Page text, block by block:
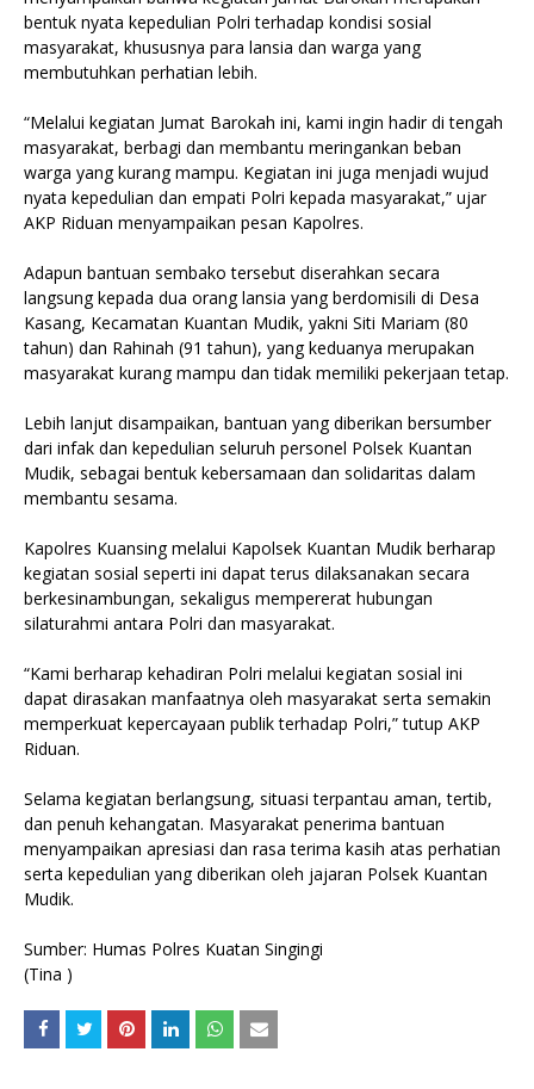
bentuk nyata kepedulian Polri terhadap kondisi sosial
masyarakat, khususnya para lansia dan warga yang
membutuhkan perhatian lebih.
“Melalui kegiatan Jumat Barokah ini, kami ingin hadir di tengah
masyarakat, berbagi dan membantu meringankan beban
warga yang kurang mampu. Kegiatan ini juga menjadi wujud
nyata kepedulian dan empati Polri kepada masyarakat,” ujar
AKP Riduan menyampaikan pesan Kapolres.
Adapun bantuan sembako tersebut diserahkan secara
langsung kepada dua orang lansia yang berdomisili di Desa
Kasang, Kecamatan Kuantan Mudik, yakni Siti Mariam (80
tahun) dan Rahinah (91 tahun), yang keduanya merupakan
masyarakat kurang mampu dan tidak memiliki pekerjaan tetap.
Lebih lanjut disampaikan, bantuan yang diberikan bersumber
dari infak dan kepedulian seluruh personel Polsek Kuantan
Mudik, sebagai bentuk kebersamaan dan solidaritas dalam
membantu sesama.
Kapolres Kuansing melalui Kapolsek Kuantan Mudik berharap
kegiatan sosial seperti ini dapat terus dilaksanakan secara
berkesinambungan, sekaligus mempererat hubungan
silaturahmi antara Polri dan masyarakat.
“Kami berharap kehadiran Polri melalui kegiatan sosial ini
dapat dirasakan manfaatnya oleh masyarakat serta semakin
memperkuat kepercayaan publik terhadap Polri,” tutup AKP
Riduan.
Selama kegiatan berlangsung, situasi terpantau aman, tertib,
dan penuh kehangatan. Masyarakat penerima bantuan
menyampaikan apresiasi dan rasa terima kasih atas perhatian
serta kepedulian yang diberikan oleh jajaran Polsek Kuantan
Mudik.
Sumber: Humas Polres Kuatan Singingi
(Tina )